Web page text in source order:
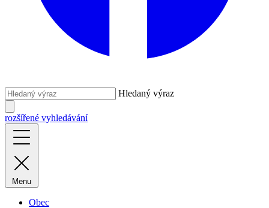
Hledaný výraz
rozšířené vyhledávání
Menu
Obec